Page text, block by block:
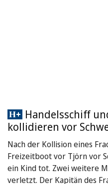
Handelsschiff
kollidieren vor
Nach der Kollision eines
Freizeitboot vor Tjörn vor
ein Kind tot. Zwei weitere
verletzt. Der Kapitän des